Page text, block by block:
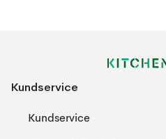
Kundservice
Kundservice